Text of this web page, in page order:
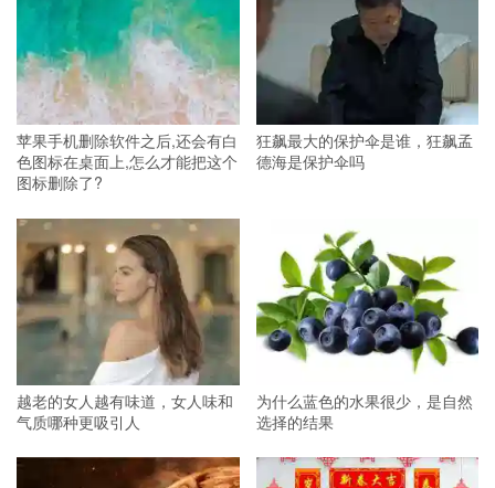
苹果手机删除软件之后,还会有白
色图标在桌面上,怎么才能把这个
图标删除了?
狂飙最大的保护伞是谁，狂飙孟
德海是保护伞吗
越老的女人越有味道，女人味和
气质哪种更吸引人
为什么蓝色的水果很少，是自然
选择的结果